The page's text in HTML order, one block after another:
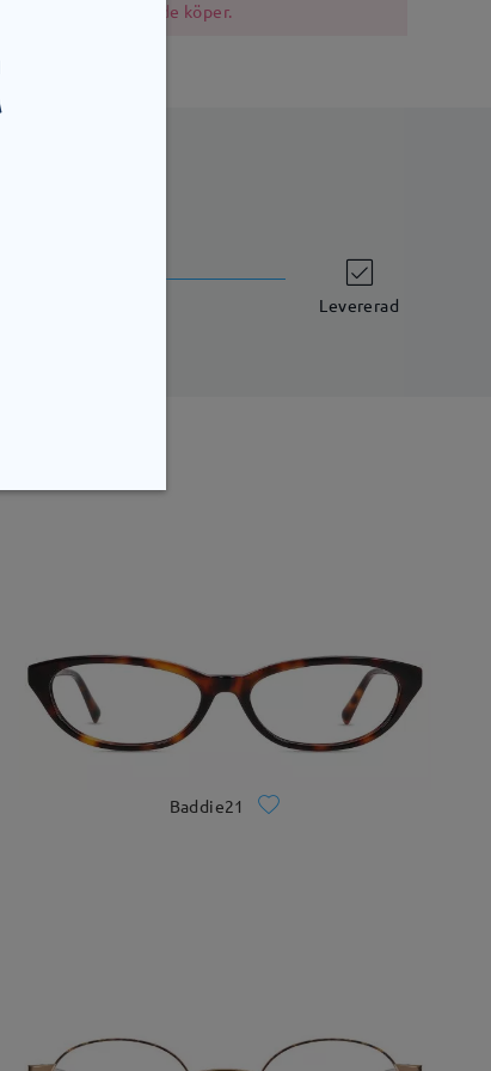
vara försiktiga när de köper.
Levererad
Baddie21